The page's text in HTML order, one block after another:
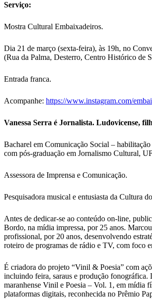
Serviço:
Mostra Cultural Embaixadeiros.
Dia 21 de março (sexta-feira), às 19h, no
(Rua da Palma, Desterro, Centro Histórico de
Entrada franca.
Acompanhe: https://www.instagram.com/
Vanessa Serra é Jornalista. Ludovicense,
Bacharel em Comunicação Social –
com pós-graduação em Jornalismo Cultural,
Assessora de Imprensa e Comunicação.
Pesquisadora musical e entusiasta da Cultura
Antes de dedicar-se ao conteúdo on-line,
Bordo, na mídia impressa, por 25 anos.
profissional, por 20 anos, desenvolvendo
roteiro de programas de rádio e TV, com foco
É criadora do projeto “Vinil & Poesia” com
incluindo feira, saraus e produção fonográfica.
maranhense Vinil e Poesia – Vol. 1, em mídia
plataformas digitais, reconhecida no Prêmio